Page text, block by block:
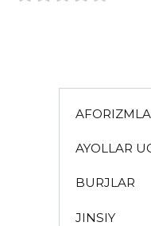
AYOLLAR
BURJLAR
JINSIY